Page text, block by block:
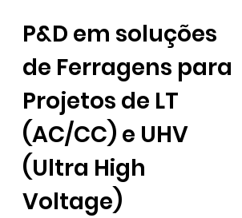
P&D em soluções
de Ferragens para
Projetos de LT
(AC/CC) e UHV
(Ultra High
Voltage)